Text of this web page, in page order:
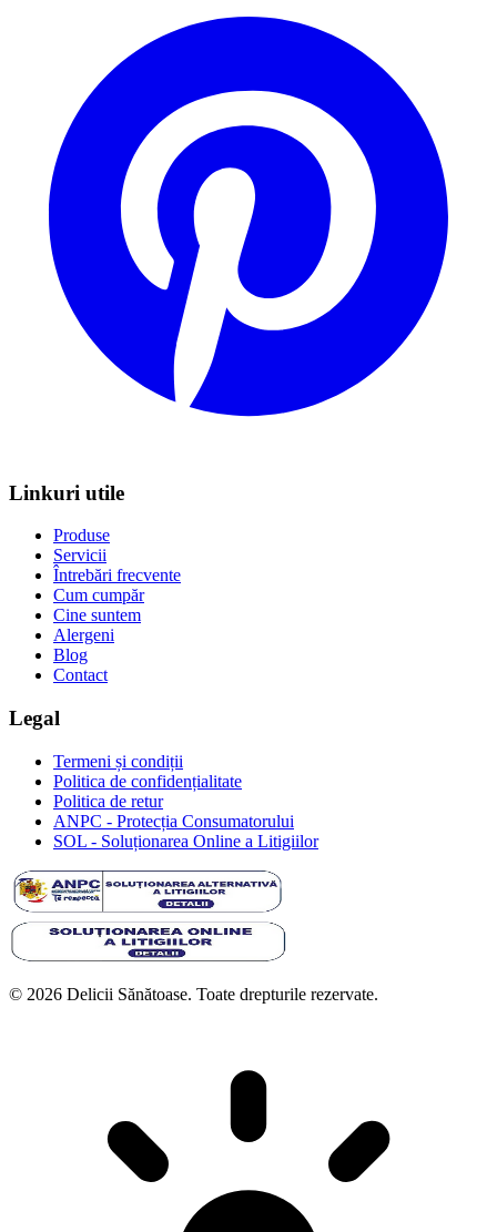
Linkuri utile
Produse
Servicii
Întrebări frecvente
Cum cumpăr
Cine suntem
Alergeni
Blog
Contact
Legal
Termeni și condiții
Politica de confidențialitate
Politica de retur
ANPC - Protecția Consumatorului
SOL - Soluționarea Online a Litigiilor
© 2026 Delicii Sănătoase. Toate drepturile rezervate.